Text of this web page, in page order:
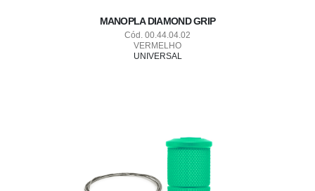
MANOPLA DIAMOND GRIP
Cód. 00.44.04.02
VERMELHO
UNIVERSAL